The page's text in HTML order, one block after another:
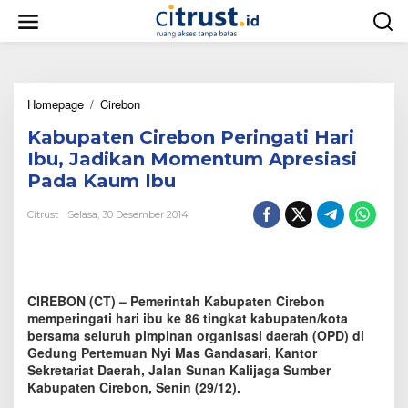
w
Homepage / Cirebon
b
u
p
e
e
b
o
n
e
r
Kabupaten Cirebon Peringati Hari
Ibu, Jadikan Momentum Apresiasi
Pada Kaum Ibu
Citrust Selasa, 30 Desember 2014
CIREBON (CT) – Pemerintah Kabupaten Cirebon
memperingati hari ibu ke 86 tingkat kabupaten/kota
bersama seluruh pimpinan organisasi daerah (OPD) di
Gedung Pertemuan Nyi Mas Gandasari, Kantor
Sekretariat Daerah, Jalan Sunan Kalijaga Sumber
Kabupaten Cirebon, Senin (29/12).